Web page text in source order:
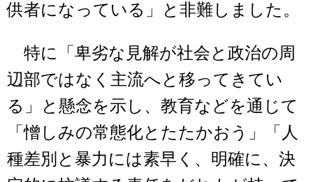
供者になっている」と非難しました。
特に「卑劣な見解が社会と政治の周
辺部ではなく主流へと移ってきてい
る」と懸念を示し、教育などを通じて
「憎しみの常態化とたたかおう」「人
種差別と暴力には素早く、明確に、決